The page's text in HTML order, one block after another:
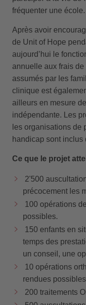
fréquenter une école.
Après avoir
de Unit of Hope
aujourd’hui le
annuelle aux frais
assumés par les
clinique est
ailleurs en mesure
indépendante. Les
les organisations de
handicap sont inclus
Ce que le projet
2'500
précocement les
100 opérations
possibles.
150 enfants en
temps des
un conseil, une
10 opérations
rendues
200 traitements